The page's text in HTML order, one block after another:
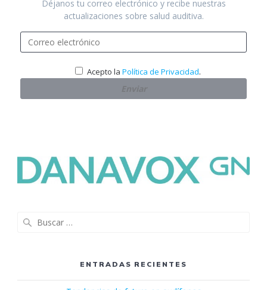
Déjanos tu correo electrónico y recibe nuestras
actualizaciones sobre salud auditiva.
Acepto la Política de Privacidad.
ENTRADAS RECIENTES